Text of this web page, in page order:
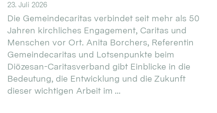
23. Juli 2026
Die Gemeindecaritas verbindet seit mehr als 50
Jahren kirchliches Engagement, Caritas und
Menschen vor Ort. Anita Borchers, Referentin
Gemeindecaritas und Lotsenpunkte beim
Diözesan-Caritasverband gibt Einblicke in die
Bedeutung, die Entwicklung und die Zukunft
dieser wichtigen Arbeit im ...